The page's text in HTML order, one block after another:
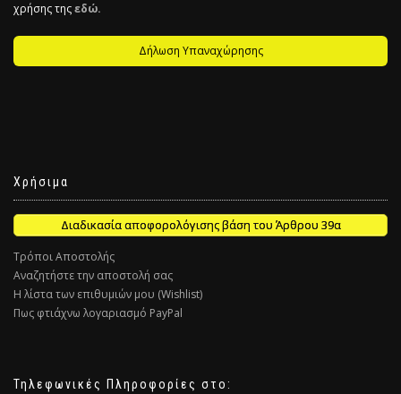
χρήσης τηςεδώ.
Δήλωση Υπαναχώρησης
Χρήσιμα
Διαδικασία αποφορολόγισης βάση του Άρθρου 39α
Τρόποι Αποστολής
Αναζητήστε την αποστολή σας
Η λίστα των επιθυμιών μου (Wishlist)
Πως φτιάχνω λογαριασμό PayPal
Τηλεφωνικές Πληροφορίες στο: